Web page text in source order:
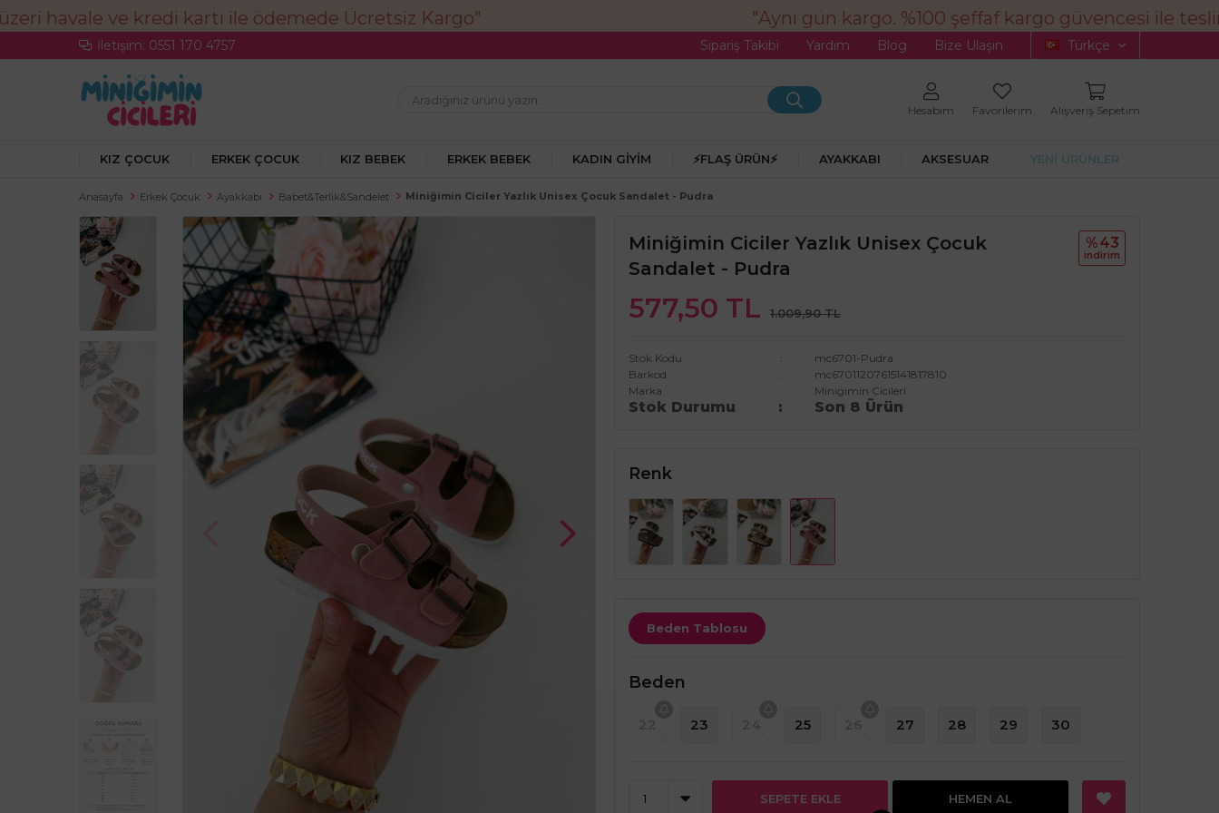
"Aynı gün kargo. %100 şeffaf kargo güvencesi ile
İletişim: 0551 170 4757 Sipariş Takibi Yardım Blog Bize Ulaşın Türkçe
Hesabım Favorilerim Alışveriş Sepetim
KIZ ÇOCUK ERKEK ÇOCUK KIZ BEBEK ERKEK BEBEK KADIN GIYIM ⚡FLAŞ ÜRÜN⚡ AYAKKABI AKSESUAR YENİ ÜRÜNLER
Anasayfa Erkek Çocuk Ayakkabı Babet&Terlik&Sandelet Miniğimin Ciciler Yazlık Unisex Çocuk Sandalet - Pudra
Miniğimin Ciciler Yazlık Unisex Çocuk
Sandalet - Pudra
577,50 TL 1.009,90 TL
%43
i̇ndi̇ri̇m
Stok Kodu
mc6701-Pudra
Barkod
mc67011207615141817810
Marka
Minigimin Cicileri
Stok Durumu Son 8 Ürün
Renk
Beden Tablosu
Beden
23 25 27 28 29 30
SEPETE EKLE HEMEN AL